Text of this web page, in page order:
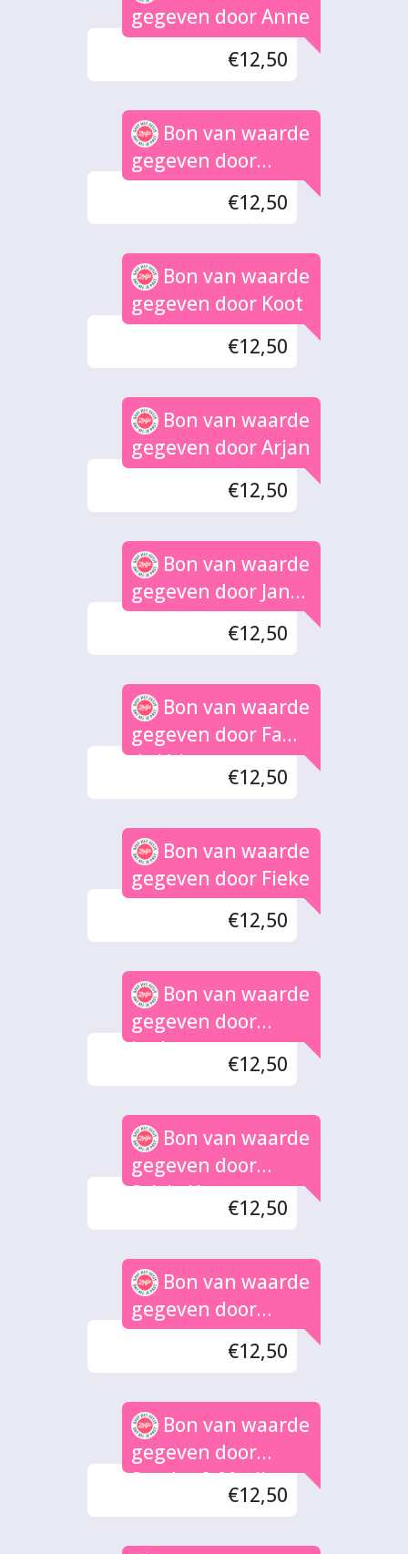
gegeven door Anne
€12,50
Bon van waarde
gegeven door
Nathaniël de Wit
€12,50
Bon van waarde
gegeven door Koot
€12,50
Bon van waarde
gegeven door Arjan
€12,50
Bon van waarde
gegeven door Jan
en Gerrie
€12,50
Bon van waarde
gegeven door Fam.
de Vries
€12,50
Bon van waarde
gegeven door Fieke
€12,50
Bon van waarde
gegeven door
ineke
€12,50
Bon van waarde
gegeven door
Sylvia Hop
€12,50
Bon van waarde
gegeven door
Simone
€12,50
Bon van waarde
gegeven door
Sander & Marijn
€12,50